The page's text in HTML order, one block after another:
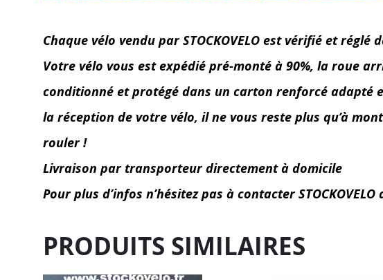
Chaque vélo vendu par STOCKOVELO est vérifié et
Votre vélo vous est expédié pré-monté à 90%, la roue
conditionné et protégé dans un carton renforcé adapté
la réception de votre vélo, il ne vous reste plus qu’à
rouler !
Livraison par transporteur directement à domicile
Pour plus d’infos n’hésitez pas à contacter STOCKOVELO
PRODUITS SIMILAIRES